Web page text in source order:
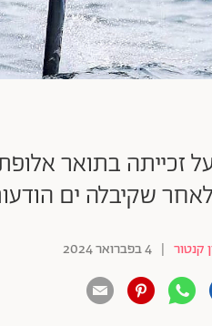
זכייתה בתואר
שקיבלה ים
קנטור | 4 בפברואר 2024